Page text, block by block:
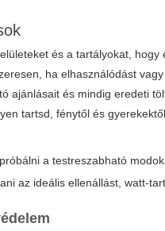
és a tartályokat, hogy
ha elhasználódást vagy
ajánlásait és mindig eredeti
tartsd, fénytől és
a testreszabható
az ideális ellenállást, watt-